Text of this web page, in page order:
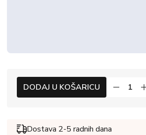
DODAJ U KOŠARICU
Dostava 2-5 radnih dana